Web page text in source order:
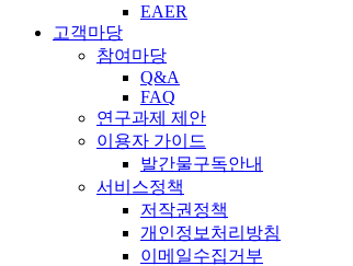
EAER
고객마당
참여마당
Q&A
FAQ
연구과제 제안
이용자 가이드
발간물구독안내
서비스정책
저작권정책
개인정보처리방침
이메일수집거부